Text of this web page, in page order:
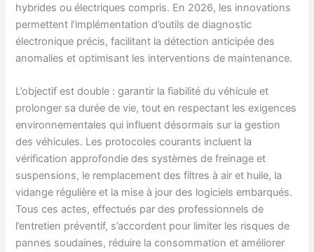
hybrides ou électriques compris. En 2026, les innovations
permettent l’implémentation d’outils de diagnostic
électronique précis, facilitant la détection anticipée des
anomalies et optimisant les interventions de maintenance.
L’objectif est double : garantir la fiabilité du véhicule et
prolonger sa durée de vie, tout en respectant les exigences
environnementales qui influent désormais sur la gestion
des véhicules. Les protocoles courants incluent la
vérification approfondie des systèmes de freinage et
suspensions, le remplacement des filtres à air et huile, la
vidange régulière et la mise à jour des logiciels embarqués.
Tous ces actes, effectués par des professionnels de
l’entretien préventif, s’accordent pour limiter les risques de
pannes soudaines, réduire la consommation et améliorer